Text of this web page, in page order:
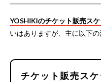
YOSHIKIのチケット販売ス
いはありますが、主に以下の
チケット販売ス